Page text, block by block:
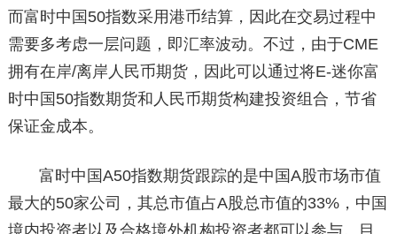
而富时中国50指数采用港币结算，因此在交易过程中
需要多考虑一层问题，即汇率波动。不过，由于CME
拥有在岸/离岸人民币期货，因此可以通过将E-迷你富
时中国50指数期货和人民币期货构建投资组合，节省
保证金成本。
富时中国A50指数期货跟踪的是中国A股市场市值
最大的50家公司，其总市值占A股总市值的33%，中国
境内投资者以及合格境外机构投资者都可以参与。目